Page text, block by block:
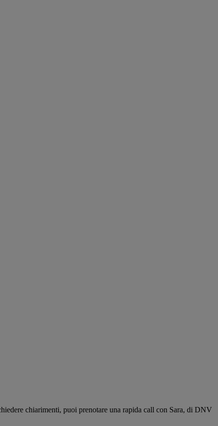
chiarimenti, puoi prenotare una rapida call con Sara, di DNV